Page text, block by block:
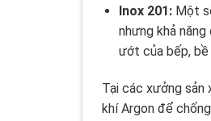
Inox 201:Một
nhưng khả
ướt của bếp,
Tại các xưởng sản
khí Argon để